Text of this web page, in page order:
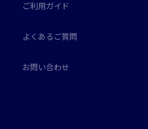
ご利用ガイド
よくあるご質問
お問い合わせ